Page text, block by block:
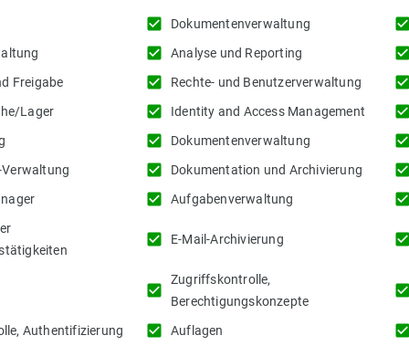
check_box Dokumentenverwaltung check_box
check_box Analyse und Reporting check_box
Freigabe check_box Rechte- und Benutzerverwaltung check_box
Lager check_box Identity and Access Management check_box
check_box Dokumentenverwaltung check_box
check_box Dokumentation und Archivierung check_box
check_box Aufgabenverwaltung check_box
check_box E-Mail-Archivierung check_box
check_box
Zugriffskontrolle,
Berechtigungskonzepte
check_box
Authentifizierung check_box Auflagen check_box